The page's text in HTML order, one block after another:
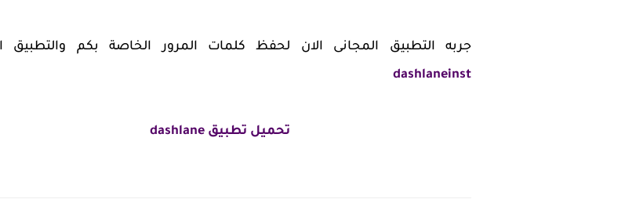
جربه التطبيق المجانى الان لحفظ كلمات المرور الخاصة بكم والتطبيق
dashlaneinst
تحميل تطبيق dashlane